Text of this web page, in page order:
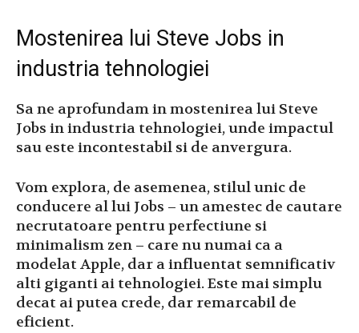
Mostenirea lui Steve Jobs in
industria tehnologiei
Sa ne aprofundam in mostenirea lui Steve
Jobs in industria tehnologiei, unde impactul
sau este incontestabil si de anvergura.
Vom explora, de asemenea, stilul unic de
conducere al lui Jobs – un amestec de cautare
necrutatoare pentru perfectiune si
minimalism zen – care nu numai ca a
modelat Apple, dar a influentat semnificativ
alti giganti ai tehnologiei. Este mai simplu
decat ai putea crede, dar remarcabil de
eficient.